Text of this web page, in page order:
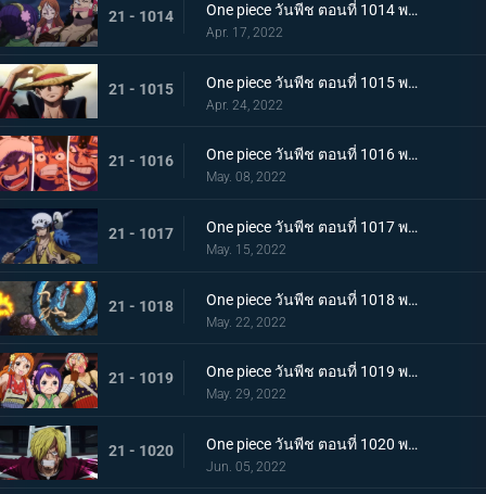
21 - 1014 One piece วันพีช ตอนที่ 1014 พากย์ไทย น้ำตาของมัลโก้! สายสัมพันธ์ของกลุ่มโจรสลัดหนวดขาว
Apr. 17, 2022
21 - 1015 One piece วันพีช ตอนที่ 1015 พากย์ไทย ลูฟี่หมวกฟาง ชายผู้ที่จะเป็นราชาโจรสลัด
Apr. 24, 2022
21 - 1016 One piece วันพีช ตอนที่ 1016 พากย์ไทย ศึกสัตว์ประหลาด! สามกัปตันต่างถือทิฐิ
May. 08, 2022
21 - 1017 One piece วันพีช ตอนที่ 1017 พากย์ไทย ออกท่าใหญ่ต่อเนื่อง! รุ่นที่เลวร้ายที่สุดโจมตีระห่ำ
May. 15, 2022
21 - 1018 One piece วันพีช ตอนที่ 1018 พากย์ไทย ไคโดหัวเราะ! สี่จักรพรรดิปะทะยุคสมัยใหม่
May. 22, 2022
21 - 1019 One piece วันพีช ตอนที่ 1019 พากย์ไทย แผนลับของโอทามะ! สุดยอดแผนการคิบิดังโกะ
May. 29, 2022
21 - 1020 One piece วันพีช ตอนที่ 1020 พากย์ไทย ซันจิตะโกนสุดเสียง! SOS ที่ดังก้องทั่วเกาะ
Jun. 05, 2022